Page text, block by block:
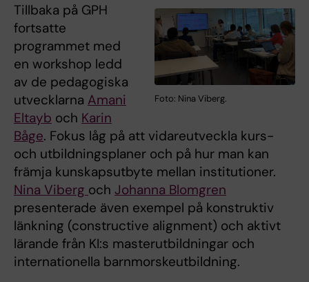
Foto: Nina Viberg.
Tillbaka på GPH
fortsatte
programmet med
en workshop ledd
av de pedagogiska
utvecklarna Amani
Eltayb och Karin
Båge. Fokus låg på att vidareutveckla kurs-
och utbildningsplaner och på hur man kan
främja kunskapsutbyte mellan institutioner.
Nina Viberg och Johanna Blomgren
presenterade även exempel på konstruktiv
länkning (constructive alignment) och aktivt
lärande från KI:s masterutbildningar och
internationella barnmorskeutbildning.